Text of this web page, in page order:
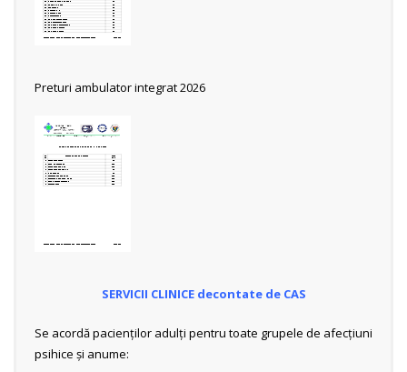
Preturi ambulator integrat 2026
SERVICII CLINICE decontate de CAS
Se acordă pacienţilor adulţi pentru toate grupele de afecţiuni
psihice şi anume: